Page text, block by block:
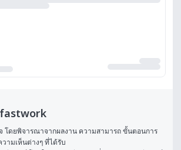
fastwork
โดยพิจารณาจากผลงาน ความสามารถ ขั้นตอนการ
ามเห็นต่างๆ ที่ได้รับ